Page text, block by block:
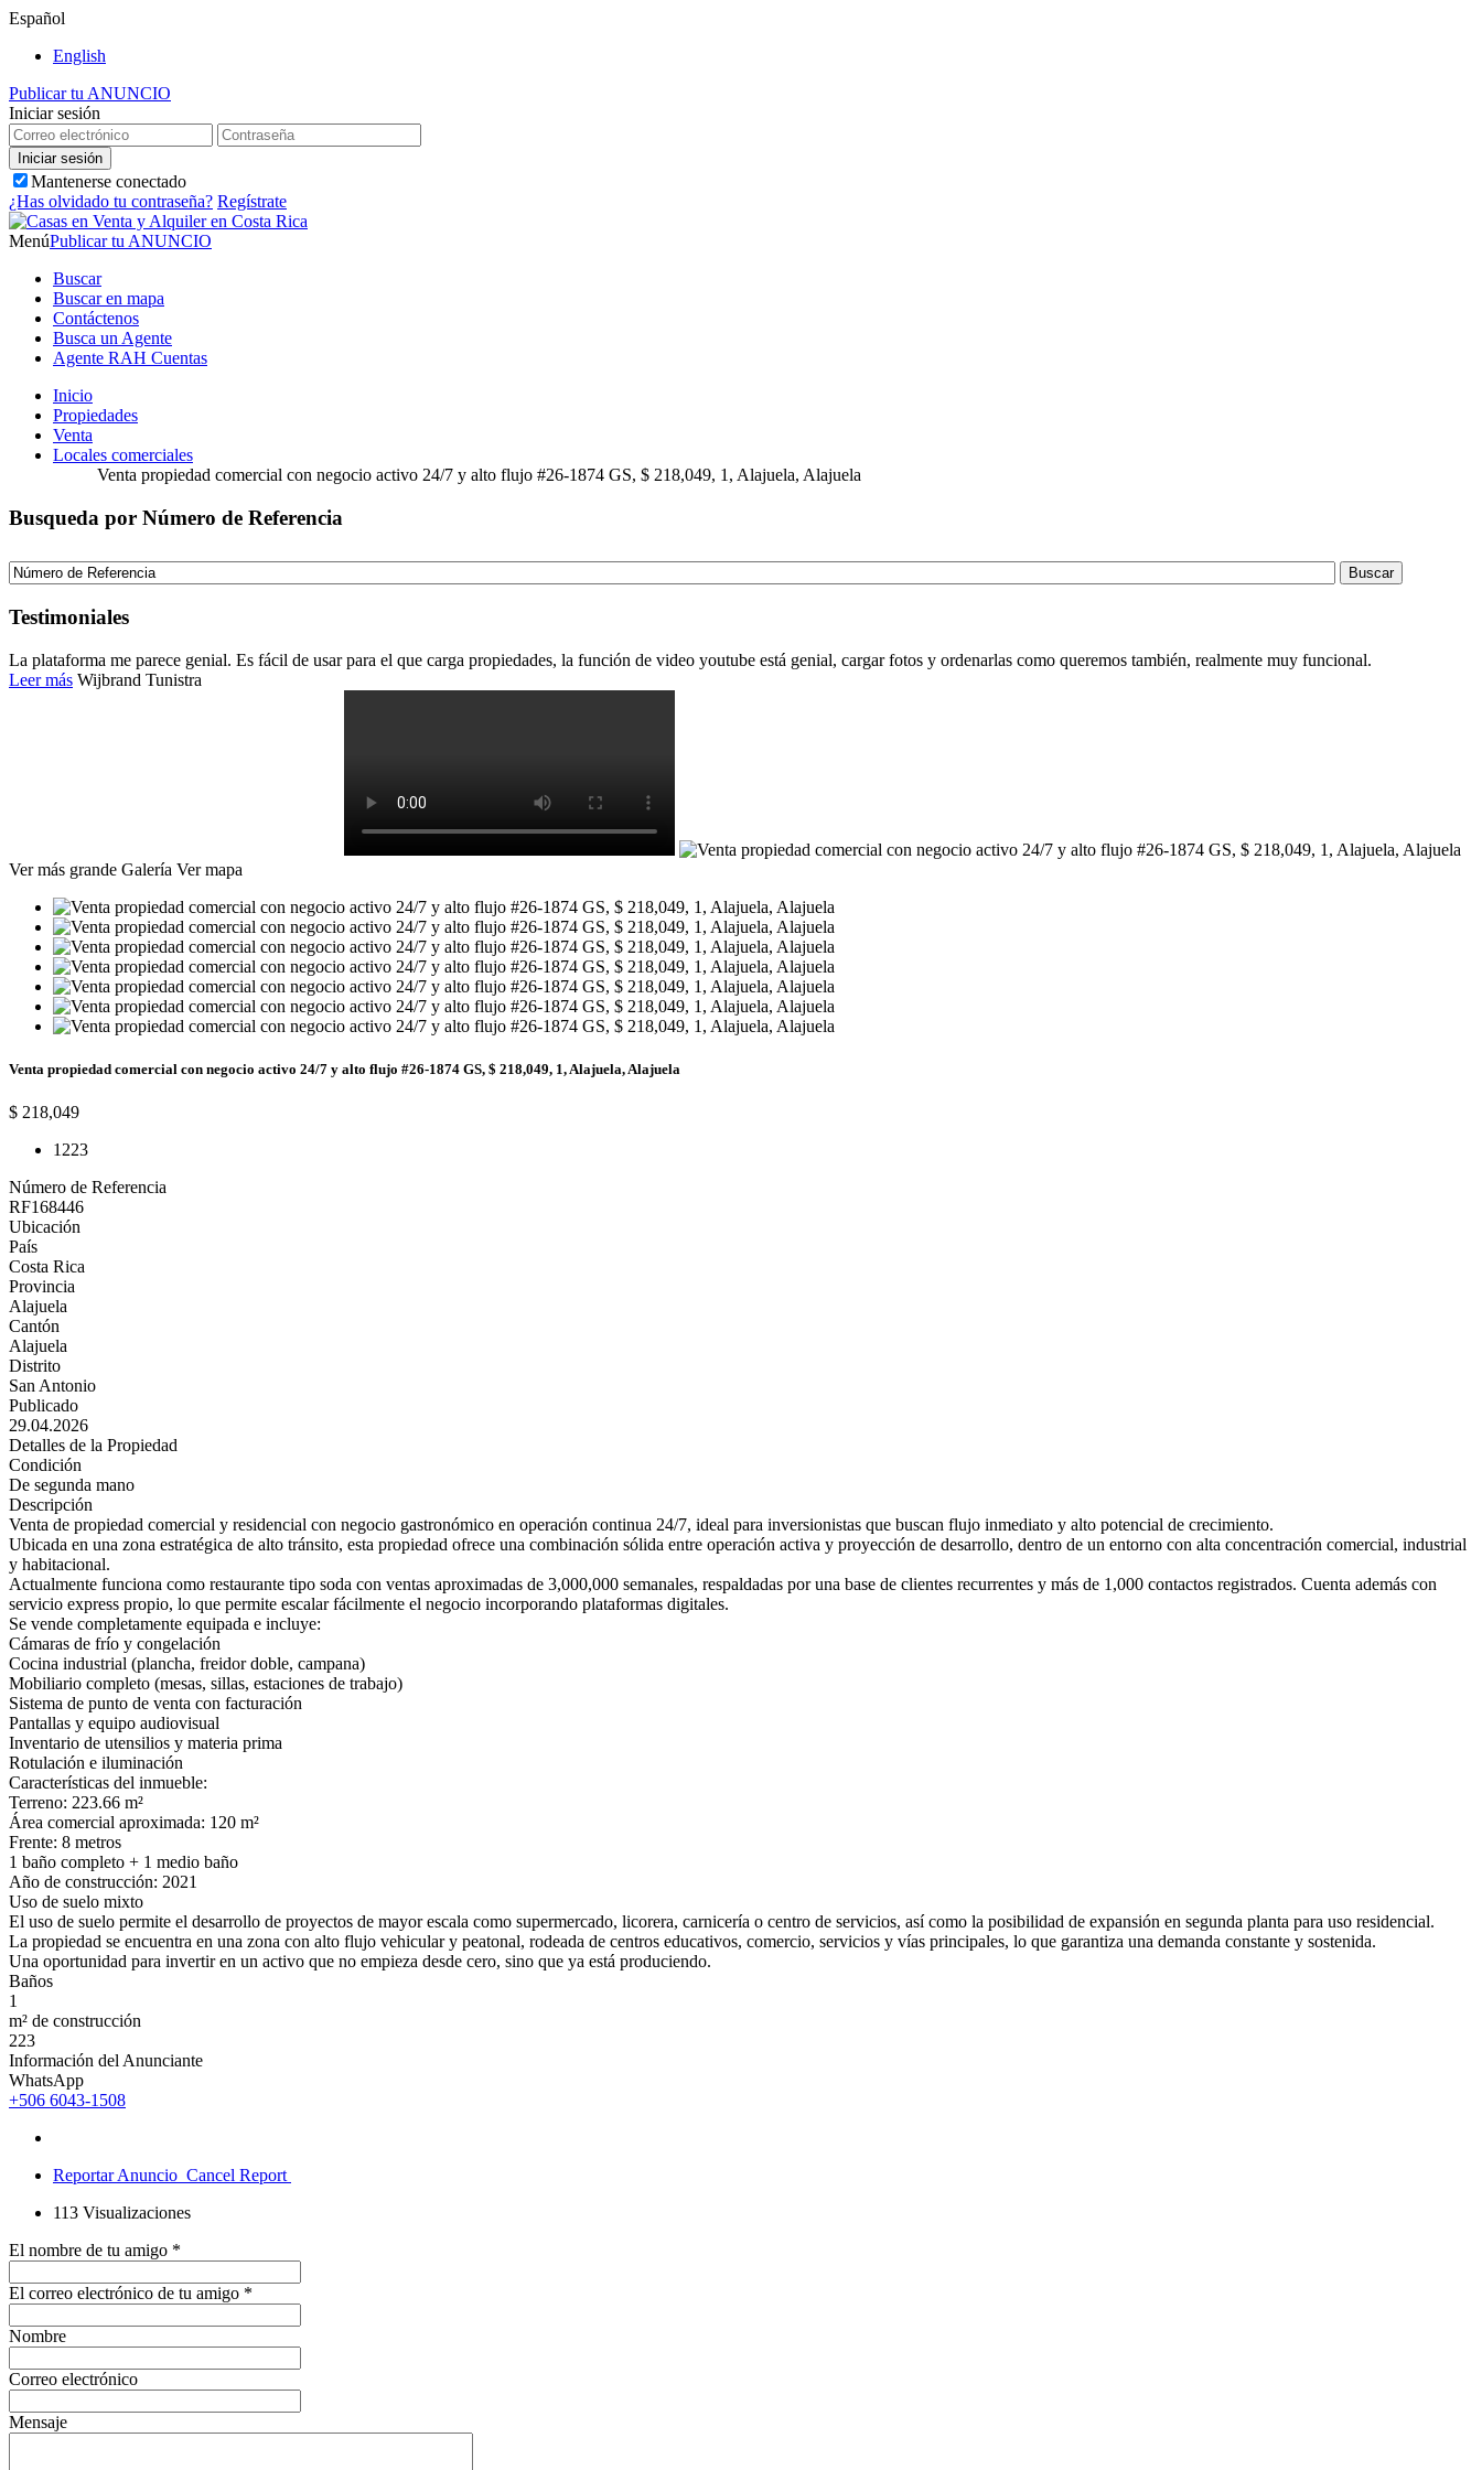
Español
English
Publicar tu ANUNCIO
Iniciar sesión
Mantenerse conectado
¿Has olvidado tu contraseña? Regístrate
MenúPublicar tu ANUNCIO
Buscar
Buscar en mapa
Contáctenos
Busca un Agente
Agente RAH Cuentas
Inicio
Propiedades
Venta
Locales comerciales
Venta propiedad comercial con negocio activo 24/7 y alto flujo #26-1874 GS, $ 218,049, 1, Alajuela, Alajuela
Busqueda por Número de Referencia
Testimoniales
La plataforma me parece genial. Es fácil de usar para el que carga propiedades, la función de video youtube está genial, cargar fotos y ordenarlas como queremos también, realmente muy funcional.
Leer más Wijbrand Tunistra
Ver más grande Galería Ver mapa
Venta propiedad comercial con negocio activo 24/7 y alto flujo #26-1874 GS, $ 218,049, 1, Alajuela, Alajuela
$ 218,049
1 223
Número de Referencia
RF168446
Ubicación
País
Costa Rica
Provincia
Alajuela
Cantón
Alajuela
Distrito
San Antonio
Publicado
29.04.2026
Detalles de la Propiedad
Condición
De segunda mano
Descripción
Venta de propiedad comercial y residencial con negocio gastronómico en operación continua 24/7, ideal para inversionistas que buscan flujo inmediato y alto potencial de crecimiento.
Ubicada en una zona estratégica de alto tránsito, esta propiedad ofrece una combinación sólida entre operación activa y proyección de desarrollo, dentro de un entorno con alta concentración comercial, industrial
y habitacional.
Actualmente funciona como restaurante tipo soda con ventas aproximadas de 3,000,000 semanales, respaldadas por una base de clientes recurrentes y más de 1,000 contactos registrados. Cuenta además con
servicio express propio, lo que permite escalar fácilmente el negocio incorporando plataformas digitales.
Se vende completamente equipada e incluye:
Cámaras de frío y congelación
Cocina industrial (plancha, freidor doble, campana)
Mobiliario completo (mesas, sillas, estaciones de trabajo)
Sistema de punto de venta con facturación
Pantallas y equipo audiovisual
Inventario de utensilios y materia prima
Rotulación e iluminación
Características del inmueble:
Terreno: 223.66 m²
Área comercial aproximada: 120 m²
Frente: 8 metros
1 baño completo + 1 medio baño
Año de construcción: 2021
Uso de suelo mixto
El uso de suelo permite el desarrollo de proyectos de mayor escala como supermercado, licorera, carnicería o centro de servicios, así como la posibilidad de expansión en segunda planta para uso residencial.
La propiedad se encuentra en una zona con alto flujo vehicular y peatonal, rodeada de centros educativos, comercio, servicios y vías principales, lo que garantiza una demanda constante y sostenida.
Una oportunidad para invertir en un activo que no empieza desde cero, sino que ya está produciendo.
Baños
1
m² de construcción
223
Información del Anunciante
WhatsApp
+506 6043-1508
Reportar Anuncio Cancel Report
113 Visualizaciones
El nombre de tu amigo *
El correo electrónico de tu amigo *
Nombre
Correo electrónico
Mensaje